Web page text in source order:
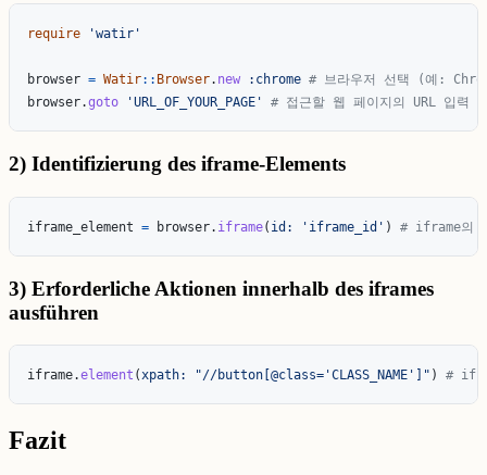
require 'watir'
browser = Watir:: Browser. new :chrome # 브라우저 선택 (예:
browser.goto 'URL_OF_YOUR_PAGE' # 접근할 웹 페이지의 URL 입력
2) Identifizierung des iframe-Elements
iframe_element = browser. iframe( id: 'iframe_id' ) # iframe의
3) Erforderliche Aktionen innerhalb des iframes
ausführen
iframe.element (xpath: "//button[@class='CLASS_NAME']" ) #
Fazit